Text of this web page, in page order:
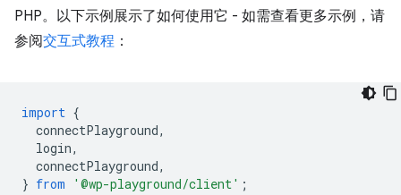
PHP。以下示例展示了如何使用它 - 如需查看更多示例，请
参阅交互式教程 ：
import {
connectPlayground,
login,
connectPlayground,
} from '@wp-playground/client' ;